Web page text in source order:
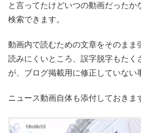
と言ってたけどいつの動画だったか
検索できます。
動画内で読むための文章をそのまま
読みにくいところ、誤字脱字もたく
が、ブログ掲載用に修正していない
ニュース動画自体も添付しておきま